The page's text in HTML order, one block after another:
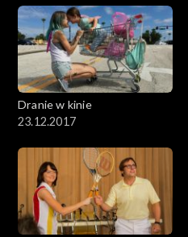
Dranie w kinie
23.12.2017